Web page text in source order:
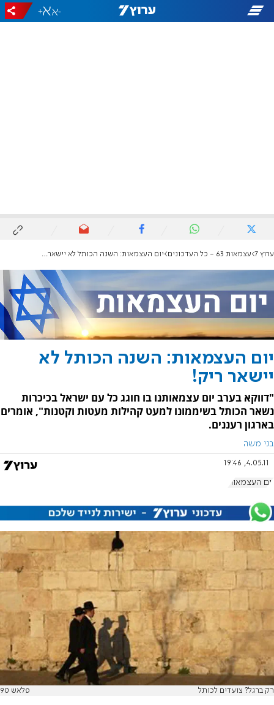
-
+
ערוץ 7 עצמאות 63 - כל העדכונים יום העצמאות: השנה הכותל לא יישאר ריק!
יום העצמאות: השנה הכותל לא
יישאר ריק!
"דווקא בערב יום עצמאותנו בו חוגג כל עם ישראל בכיכרות
נשאר הכותל בשיממונו למעט קהילות מעטות וקטנות", אומרים
בארגון רעננים.
בני משה
4.05.11, 19:46
יום העצמאות
רק ברגל? צועדים לכותל פלאש 90